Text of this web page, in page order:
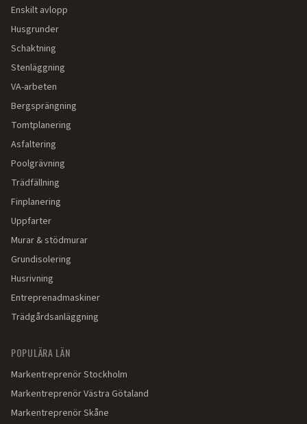
Enskilt avlopp
Husgrunder
Schaktning
Stenläggning
VA-arbeten
Bergsprängning
Tomtplanering
Asfaltering
Poolgrävning
Trädfällning
Finplanering
Uppfarter
Murar & stödmurar
Grundisolering
Husrivning
Entreprenadmaskiner
Trädgårdsanläggning
POPULÄRA LÄN
MarkentreprenörStockholm
MarkentreprenörVästra Götaland
MarkentreprenörSkåne